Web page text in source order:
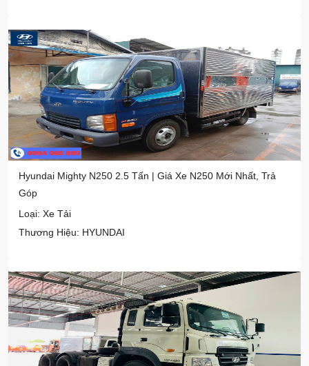
Hyundai Mighty N250 2.5 Tấn | Giá Xe N250 Mới Nhất, Trả
Góp
Loại: Xe Tải
Thương Hiệu: HYUNDAI